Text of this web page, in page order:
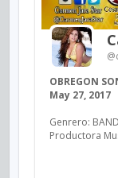
OBREGON
May 27, 2017
Genrero:
Productora